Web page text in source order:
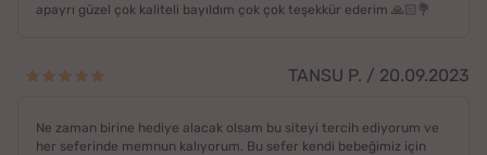
apayrı güzel çok kaliteli bayıldım çok çok teşekkür ederim 🙏🏻💐
TANSU P. / 20.09.2023
Ne zaman birine hediye alacak olsam bu siteyi tercih ediyorum ve
her seferinde memnun kalıyorum. Bu sefer kendi bebeğimiz için